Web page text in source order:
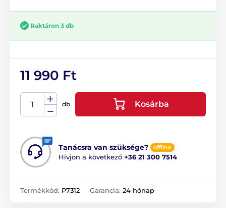
Raktáron 3 db
11 990 Ft
db Kosárba
Tanácsra van szüksége? offline
Hívjon a következő +36 21 300 7514
Termékkód: P7312 Garancia: 24 hónap